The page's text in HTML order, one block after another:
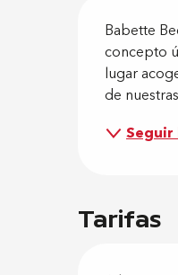
Babette
concepto
lugar
de
Seguir
Tarifas